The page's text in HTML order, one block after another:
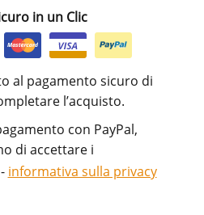
in un Clic
al pagamento sicuro di
l’acquisto.
con PayPal,
di accettare i
- informativa sulla privacy